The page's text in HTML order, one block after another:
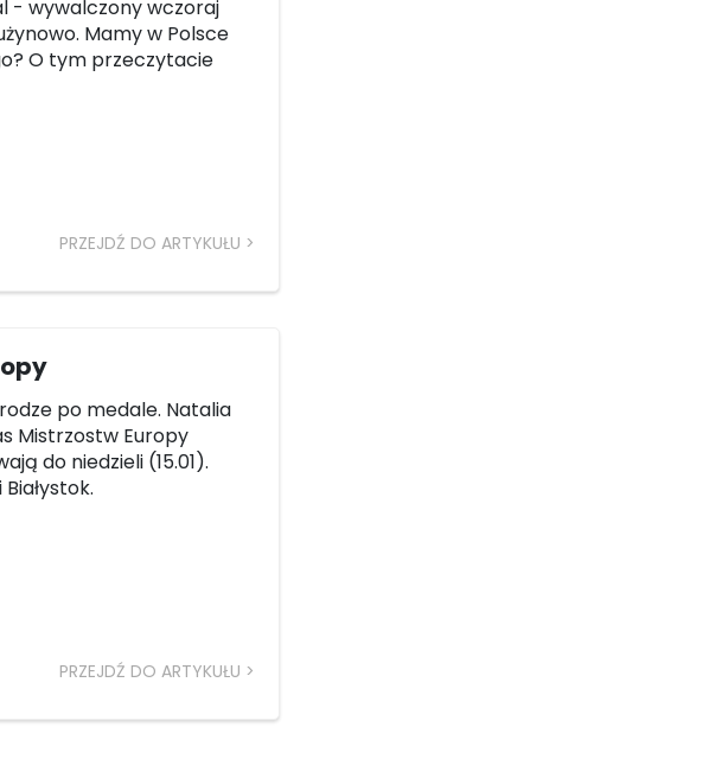
- wywalczony wczoraj
Mamy w Polsce
O tym przeczytacie
PRZEJDŹ DO ARTYKUŁU
po medale. Natalia
Mistrzostw Europy
do niedzieli (15.01).
PRZEJDŹ DO ARTYKUŁU